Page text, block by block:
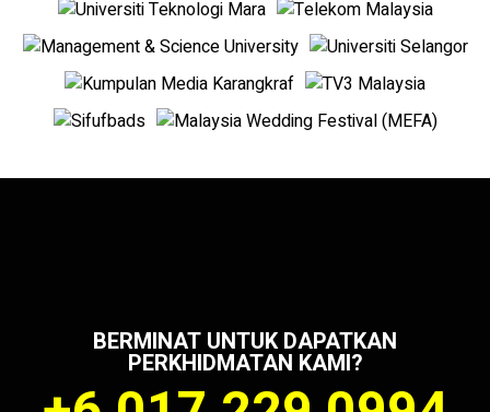
BERMINAT UNTUK DAPATKAN
PERKHIDMATAN KAMI?